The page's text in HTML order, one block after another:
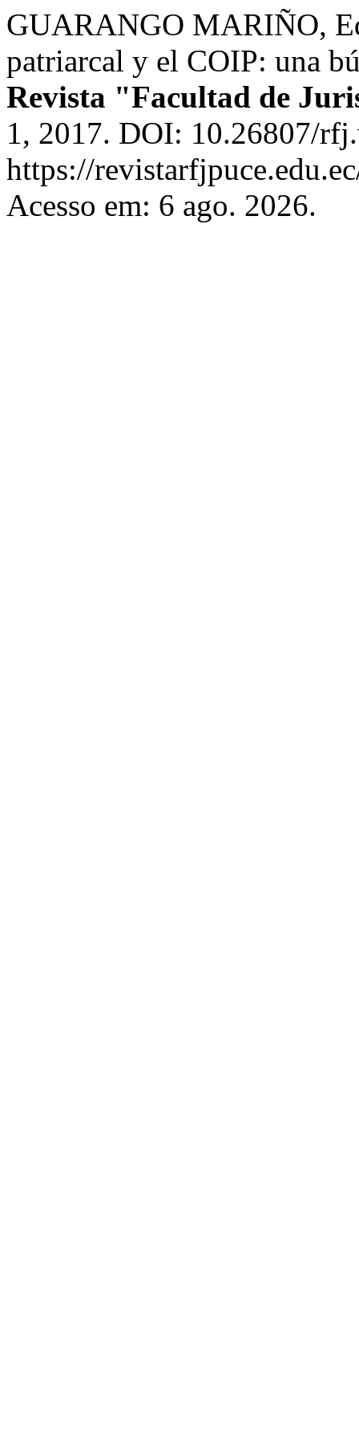
GUARANGO MARIÑO,
patriarcal y el COIP: una
Revista "Facultad de
1, 2017. DOI: 10.26807/
https://
Acesso em: 6 ago. 2026.